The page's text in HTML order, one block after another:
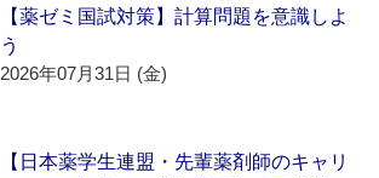
【薬ゼミ国試対策】計算問題を意識しよ
う
2026年07月31日 (金)
【日本薬学生連盟・先輩薬剤師のキャリ